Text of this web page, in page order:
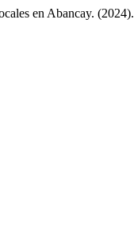
en Abancay. (2024).